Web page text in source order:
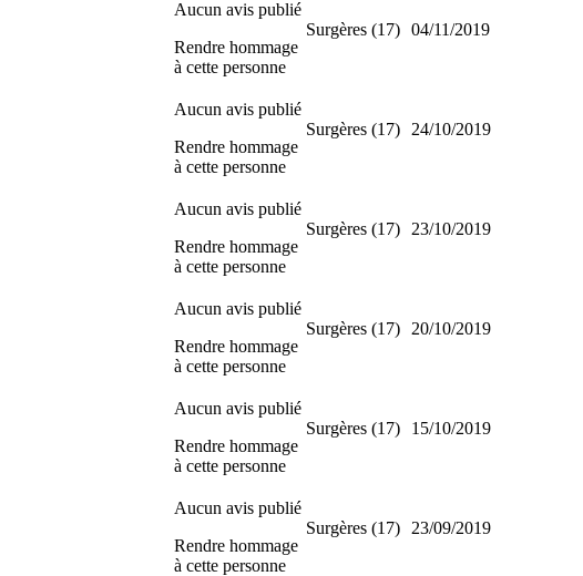
Aucun avis publié
Rendre hommage
à cette personne
Surgères (17) 04/11/2019
Aucun avis publié
Rendre hommage
à cette personne
Surgères (17) 24/10/2019
Aucun avis publié
Rendre hommage
à cette personne
Surgères (17) 23/10/2019
Aucun avis publié
Rendre hommage
à cette personne
Surgères (17) 20/10/2019
Aucun avis publié
Rendre hommage
à cette personne
Surgères (17) 15/10/2019
Aucun avis publié
Rendre hommage
à cette personne
Surgères (17) 23/09/2019